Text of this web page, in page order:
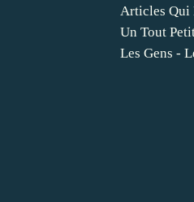
Articles Qui
Un Tout
Les Gens -